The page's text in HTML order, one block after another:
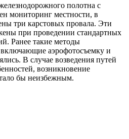
полотна с
мониторинг местности, в
три карстовых провала. Эти
при проведении стандартных
Ранее такие методы
аэрофотосъемку и
В случае возведения путей
возникновение
бы неизбежным.